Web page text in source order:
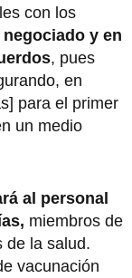
con los
negociado y en
, pues
en
para el primer
un medio
al personal
miembros de
de la salud.
vacunación